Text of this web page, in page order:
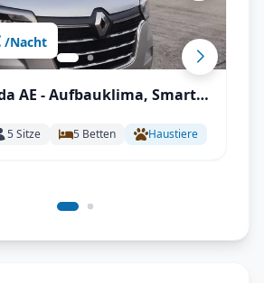
/Nacht
AE - Aufbauklima, Smart-
Autark mit All-
5Sitze 5 Betten Haustiere